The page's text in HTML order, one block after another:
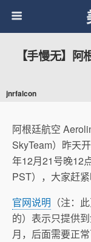
【手慢无】
jnrfalcon
阿根廷航空
SkyTeam）昨天
年12月21号晚12
PST），大家赶
官网说明 （注：
的）表示只提供
月，后面需要正